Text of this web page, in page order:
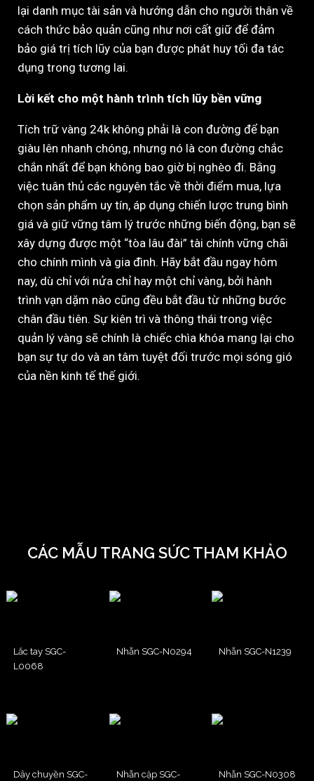
lại danh mục tài sản và hướng dẫn cho người thân về
cách thức bảo quản cũng như nơi cất giữ để đảm
bảo giá trị tích lũy của bạn được phát huy tối đa tác
dụng trong tương lai.
Lời kết cho một hành trình tích lũy bền vững
Tích trữ vàng 24k không phải là con đường để bạn
giàu lên nhanh chóng, nhưng nó là con đường chắc
chắn nhất để bạn không bao giờ bị nghèo đi. Bằng
việc tuân thủ các nguyên tắc về thời điểm mua, lựa
chọn sản phẩm uy tín, áp dụng chiến lược trung bình
giá và giữ vững tâm lý trước những biến động, bạn sẽ
xây dựng được một “tòa lâu đài” tài chính vững chãi
cho chính mình và gia đình. Hãy bắt đầu ngay hôm
nay, dù chỉ với nửa chỉ hay một chỉ vàng, bởi hành
trình vạn dặm nào cũng đều bắt đầu từ những bước
chân đầu tiên. Sự kiên trì và thông thái trong việc
quản lý vàng sẽ chính là chiếc chìa khóa mang lại cho
bạn sự tự do và an tâm tuyệt đối trước mọi sóng gió
của nền kinh tế thế giới.
CÁC MẪU TRANG SỨC THAM KHẢO
Lắc tay SGC-
L0068
Nhẫn SGC-N0294 Nhẫn SGC-N1239
Dây chuyền SGC-
Nhẫn cặp SGC-
Nhẫn SGC-N0308